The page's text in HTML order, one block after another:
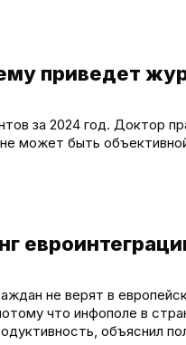
приведет
за 2024 год. Доктор
может быть
не верят в
что инфополе в
объяснил